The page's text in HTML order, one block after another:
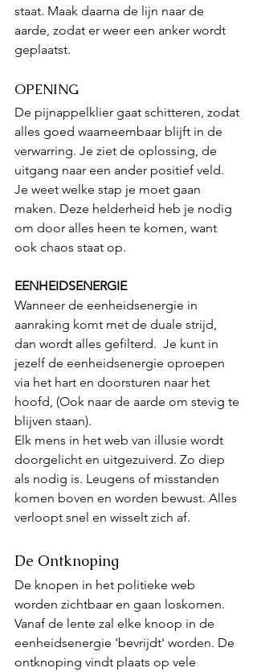
staat. Maak daarna de lijn naar de
aarde, zodat er weer een anker wordt
geplaatst.
OPENING
De pijnappelklier gaat schitteren, zodat
alles goed waarneembaar blijft in de
verwarring. Je ziet de oplossing, de
uitgang naar een ander positief veld.
Je weet welke stap je moet gaan
maken. Deze helderheid heb je nodig
om door alles heen te komen, want
ook chaos staat op.
EENHEIDSENERGIE
Wanneer de eenheidsenergie in
aanraking komt met de duale strijd,
dan wordt alles gefilterd.  Je kunt in
jezelf de eenheidsenergie oproepen
via het hart en doorsturen naar het
hoofd, (Ook naar de aarde om stevig te
blijven staan).
Elk mens in het web van illusie wordt
doorgelicht en uitgezuiverd. Zo diep
als nodig is. Leugens of misstanden
komen boven en worden bewust. Alles
verloopt snel en wisselt zich af.
De Ontknoping
De knopen in het politieke web
worden zichtbaar en gaan loskomen.
Vanaf de lente zal elke knoop in de
eenheidsenergie 'bevrijdt' worden. De
ontknoping vindt plaats op vele